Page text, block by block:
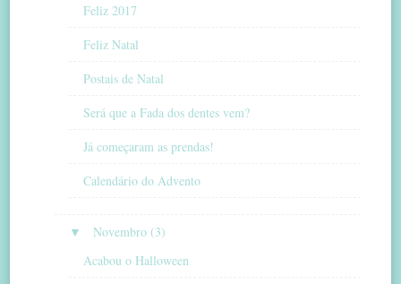
Feliz 2017
Feliz Natal
Postais de Natal
Será que a Fada dos dentes vem?
Já começaram as prendas!
Calendário do Advento
▼
Novembro (3)
Acabou o Halloween